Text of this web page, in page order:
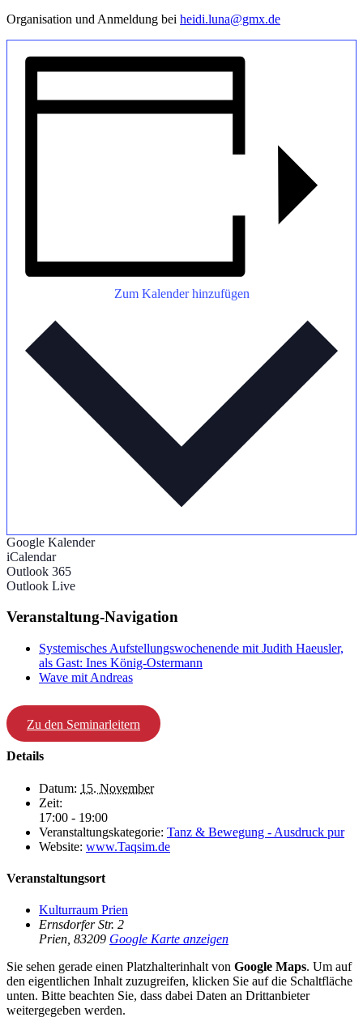
Organisation und Anmeldung bei heidi.luna@gmx.de
Zum Kalender hinzufügen
Google Kalender
iCalendar
Outlook 365
Outlook Live
Veranstaltung-Navigation
Systemisches Aufstellungswochenende mit Judith Haeusler,
als Gast: Ines König-Ostermann
Wave mit Andreas
Zu den Seminarleitern
Details
Datum: 15. November
Zeit:
17:00 - 19:00
Veranstaltungskategorie: Tanz & Bewegung - Ausdruck pur
Website: www.Taqsim.de
Veranstaltungsort
Kulturraum Prien
Ernsdorfer Str. 2
Prien 83209 Google Karte anzeigen
Sie sehen gerade einen Platzhalterinhalt von Google Maps. Um auf
den eigentlichen Inhalt zuzugreifen, klicken Sie auf die Schaltfläche
unten. Bitte beachten Sie, dass dabei Daten an Drittanbieter
weitergegeben werden.